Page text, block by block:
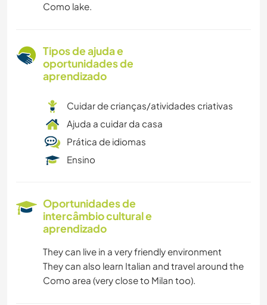
Como lake.
Tipos de ajuda e
oportunidades de
aprendizado
Cuidar de crianças/atividades criativas
Ajuda a cuidar da casa
Prática de idiomas
Ensino
Oportunidades de
intercâmbio cultural e
aprendizado
They can live in a very friendly environment
They can also learn Italian and travel around the
Como area (very close to Milan too).